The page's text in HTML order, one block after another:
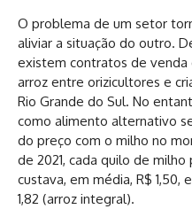
O problema de um setor
aliviar a situação do outro.
existem contratos de venda
arroz entre orizicultores e
Rio Grande do Sul. No
como alimento alternativo
do preço com o milho no
de 2021, cada quilo de
custava, em média, R$ 1,50,
1,82 (arroz integral).